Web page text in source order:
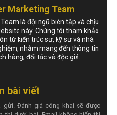
Marketing Team
là đội ngũ biên tập và chịu
này. Chúng tôi tham khảo
từ kiến trúc sư, kỹ sư và nhà
nhằm mang đến thông tin
hàng, đối tác và độc giả.
bài viết
gửi. Đánh giá công khai sẽ được